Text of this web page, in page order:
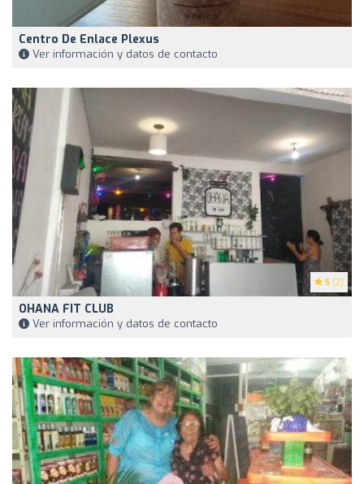
Centro De Enlace Plexus
Ver información y datos de contacto
5 (2)
OHANA FIT CLUB
Ver información y datos de contacto